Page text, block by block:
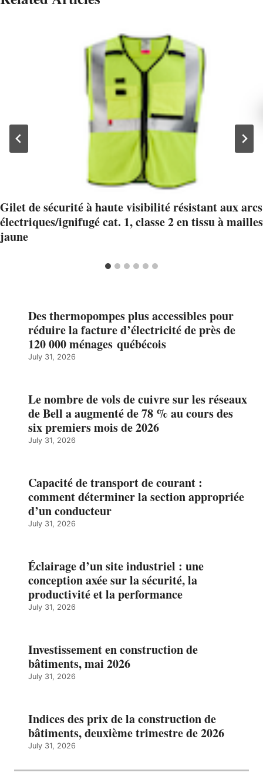
Gilet de sécurité à haute visibilité résistant aux arcs
électriques/ignifugé cat. 1, classe 2 en tissu à mailles
jaune
Des thermopompes plus accessibles pour
réduire la facture d’électricité de près de
120 000 ménages québécois
July 31, 2026
Le nombre de vols de cuivre sur les réseaux
de Bell a augmenté de 78 % au cours des
six premiers mois de 2026
July 31, 2026
Capacité de transport de courant :
comment déterminer la section appropriée
d’un conducteur
July 31, 2026
Éclairage d’un site industriel : une
conception axée sur la sécurité, la
productivité et la performance
July 31, 2026
Investissement en construction de
bâtiments, mai 2026
July 31, 2026
Indices des prix de la construction de
bâtiments, deuxième trimestre de 2026
July 31, 2026